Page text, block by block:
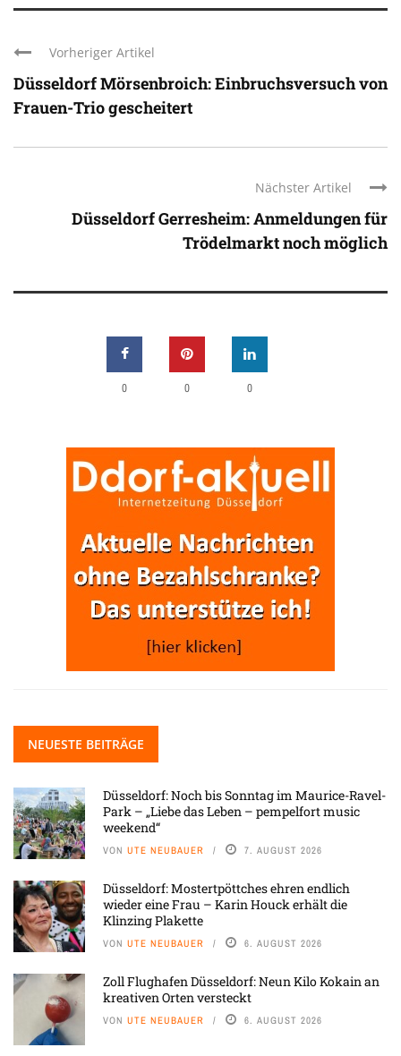
Vorheriger Artikel
Düsseldorf Mörsenbroich: Einbruchsversuch von
Frauen-Trio gescheitert
Nächster Artikel
Düsseldorf Gerresheim: Anmeldungen für
Trödelmarkt noch möglich
0 0 0
NEUESTE BEITRÄGE
Düsseldorf: Noch bis Sonntag im Maurice-Ravel-
Park – „Liebe das Leben – pempelfort music
weekend“
VON UTE NEUBAUER 7. AUGUST 2026
Düsseldorf: Mostertpöttches ehren endlich
wieder eine Frau – Karin Houck erhält die
Klinzing Plakette
VON UTE NEUBAUER 6. AUGUST 2026
Zoll Flughafen Düsseldorf: Neun Kilo Kokain an
kreativen Orten versteckt
VON UTE NEUBAUER 6. AUGUST 2026